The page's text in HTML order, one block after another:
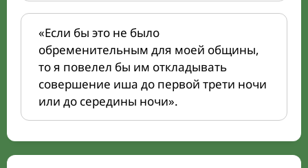
«Если бы это не было
обременительным для моей общины,
то я повелел бы им откладывать
совершение иша до первой трети ночи
или до середины ночи».